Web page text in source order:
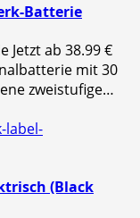
Batterie
Jetzt ab 38.99 €
mit 30
zweistufige…
(Black